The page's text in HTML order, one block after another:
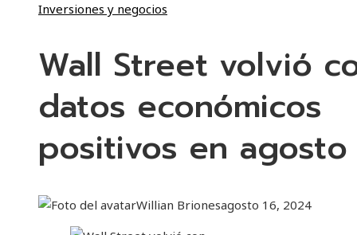
Inversiones y negocios
Wall Street volvió
datos económicos
positivos en agosto
Willian Brionesagosto 16, 2024